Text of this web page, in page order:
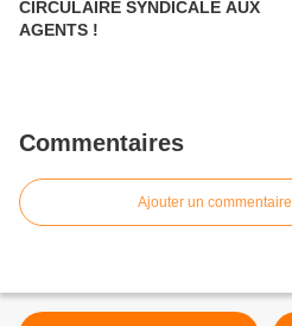
CIRCULAIRE SYNDICALE AUX
AGENTS !
Commentaires
Ajouter un commentaire